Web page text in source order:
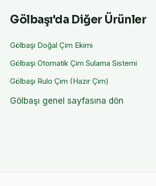
Gölbaşı'da Diğer Ürünler
Gölbaşı Doğal Çim Ekimi
Gölbaşı Otomatik Çim Sulama Sistemi
Gölbaşı Rulo Çim (Hazır Çim)
Gölbaşı genel sayfasına dön